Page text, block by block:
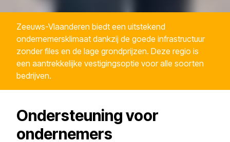
Zeeuws-Vlaanderen biedt een uitstekend
ondernemersklimaat dankzij de goede infrastructuur
zonder files en de lage grondprijzen. Deze regio is
een aantrekkelijke vestigingsoptie voor alle soorten
bedrijven.
Ondersteuning voor
ondernemers